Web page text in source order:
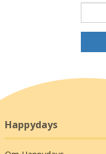
Happydays